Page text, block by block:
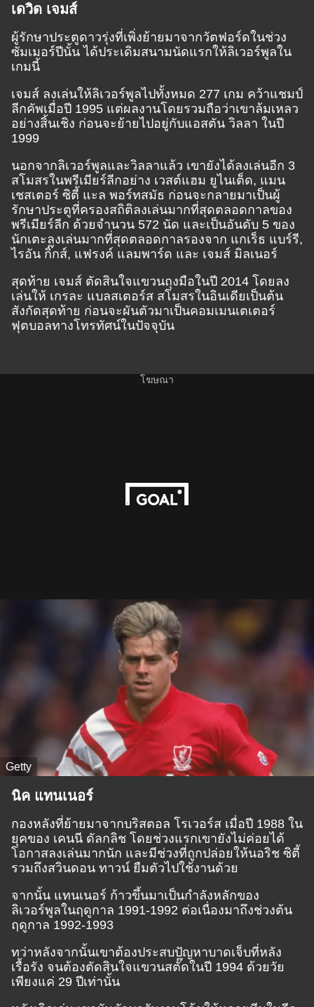
เดวิด เจมส์
ผู้รักษาประตูดาวรุ่งที่เพิ่งย้ายมาจากวัตฟอร์ดในช่วง
ซัมเมอร์ปีนั้น ได้ประเดิมสนามนัดแรกให้ลิเวอร์พูลใน
เกมนี้
เจมส์ ลงเล่นให้ลิเวอร์พูลไปทั้งหมด 277 เกม คว้าแชมป์
ลีกคัพเมื่อปี 1995 แต่ผลงานโดยรวมถือว่าเขาล้มเหลว
อย่างสิ้นเชิง ก่อนจะย้ายไปอยู่กับแอสตัน วิลลา ในปี
1999
นอกจากลิเวอร์พูลและวิลลาแล้ว เขายังได้ลงเล่นอีก 3
สโมสรในพรีเมียร์ลีกอย่าง เวสต์แฮม ยูไนเต็ด, แมน
เชสเตอร์ ซิตี้ แะล พอร์ทสมัธ ก่อนจะกลายมาเป็นผู้
รักษาประตูที่ครองสถิติลงเล่นมากที่สุดตลอดกาลของ
พรีเมียร์ลีก ด้วยจำนวน 572 นัด และเป็นอันดับ 5 ของ
นักเตะลงเล่นมากที่สุดตลอดกาลรองจาก แกเร็ธ แบร์รี,
ไรอัน กิ๊กส์, แฟรงค์ แลมพาร์ด และ เจมส์ มิลเนอร์
สุดท้าย เจมส์ ตัดสินใจแขวนถุงมือในปี 2014 โดยลง
เล่นให้ เกรละ แบลสเตอร์ส สโมสรในอินเดียเป็นต้น
สังกัดสุดท้าย ก่อนจะผันตัวมาเป็นคอมเมนเตเตอร์
ฟุตบอลทางโทรทัศน์ในปัจจุบัน
โฆษณา
Getty
นิค แทนเนอร์
กองหลังที่ย้ายมาจากบริสตอล โรเวอร์ส เมื่อปี 1988 ใน
ยุคของ เคนนี ดัลกลิช โดยช่วงแรกเขายังไม่ค่อยได้
โอกาสลงเล่นมากนัก และมีช่วงที่ถูกปล่อยให้นอริช ซิตี้
รวมถึงสวินดอน ทาวน์ ยืมตัวไปใช้งานด้วย
จากนั้น แทนเนอร์ ก้าวขึ้นมาเป็นกำลังหลักของ
ลิเวอร์พูลในฤดูกาล 1991-1992 ต่อเนื่องมาถึงช่วงต้น
ฤดูกาล 1992-1993
ทว่าหลังจากนั้นเขาต้องประสบปัญหาบาดเจ็บที่หลัง
เรื้อรัง จนต้องตัดสินใจแขวนสตั๊ดในปี 1994 ด้วยวัย
เพียงแค่ 29 ปีเท่านั้น